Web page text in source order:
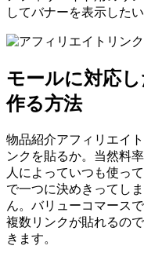
してバナーを表示した
モールに対応
作る方法
物品紹介アフィリエイ
ンクを貼るか。当然料
人によっていつも使っ
で一つに決めきってし
ん。バリューコマース
複数リンクが貼れるの
きます。